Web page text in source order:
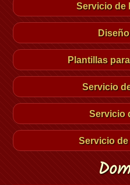
Servicio de
Plantillas
Servicio
Servicio
Servicio